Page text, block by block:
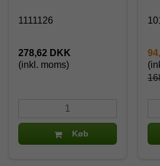
1111126
278,62 DKK
(inkl. moms)
Køb